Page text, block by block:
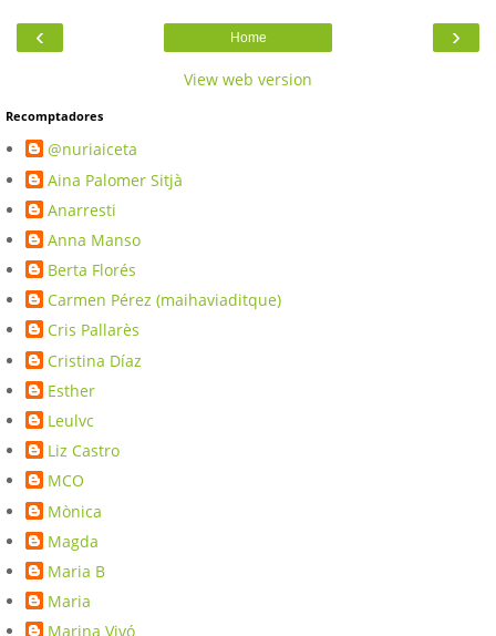
‹ ›
Home
View web version
Recomptadores
@nuriaiceta
Aina Palomer Sitjà
Anarresti
Anna Manso
Berta Florés
Carmen Pérez (maihaviaditque)
Cris Pallarès
Cristina Díaz
Esther
Leulvc
Liz Castro
MCO
Mònica
Magda
Maria B
Maria
Marina Vivó